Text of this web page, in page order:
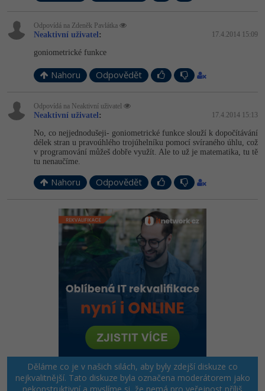
Odpovídá na Zdeněk Pavlátka
Neaktivní uživatel: 17.4.2014 15:09
goniometrické funkce
Nahoru Odpovědět
Odpovídá na Neaktivní uživatel
Neaktivní uživatel: 17.4.2014 15:13
No, co nejjednodušeji- goniometrické funkce slouží k dopočítávání
délek stran u pravoúhlého trojúhelníku pomocí svíraného úhlu, což
v programování můžeš dobře využít. Ale to už je matematika, tu tě
tu nenaučíme.
Nahoru Odpovědět
Děláme co je v našich silách, aby byly zdejší diskuze co
nejkvalitnější. Tato diskuze byla označena moderátorem jako